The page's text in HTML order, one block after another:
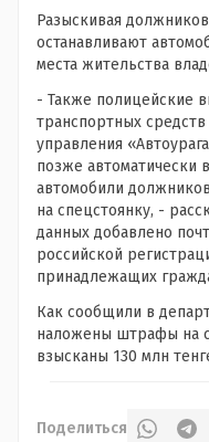
Разыскивая
останавливают
места жительства
- Также полицейские
транспортных
управления
позже автоматически
автомобили
на спецстоянку, -
данных добавлено
российской
принадлежащих
Как сообщили в
наложены штрафы на
взысканы 130 млн
Поделиться